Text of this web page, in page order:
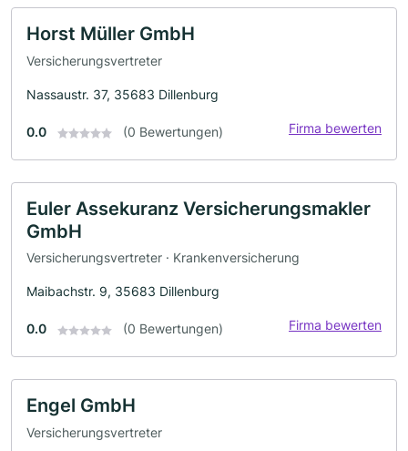
Horst Müller GmbH
Versicherungsvertreter
Nassaustr. 37, 35683 Dillenburg
0.0 (0 Bewertungen) Firma bewerten
Euler Assekuranz Versicherungsmakler
GmbH
Versicherungsvertreter · Krankenversicherung
Maibachstr. 9, 35683 Dillenburg
0.0 (0 Bewertungen) Firma bewerten
Engel GmbH
Versicherungsvertreter